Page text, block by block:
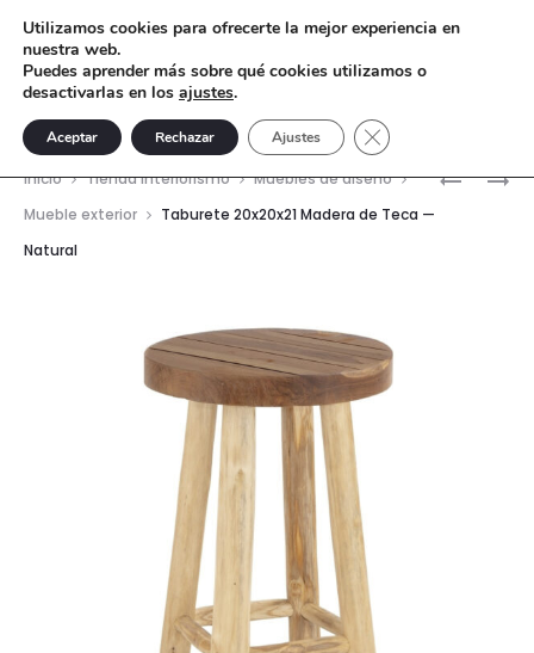
MESA
Inicio Tienda interiorismo
Muebles de diseño
Mueble exterior
Taburete 20x20x21 Madera de Teca —
Natural
Utilizamos cookies para ofrecerte la mejor experiencia en
nuestra web.
Puedes aprender más sobre qué cookies utilizamos o
desactivarlas en los ajustes.
Aceptar Rechazar Ajustes Cerrar el banner de